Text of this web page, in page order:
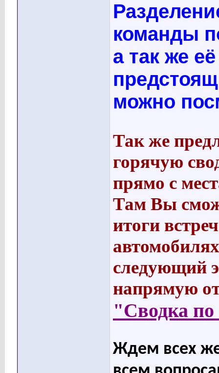
команды
а так же
можно
Так же
горячую
прямо с
Там Вы
итоги
следующий
напрямую
"Сводка
Ждем всех